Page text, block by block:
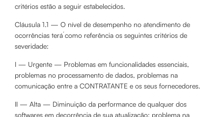
critérios estão a seguir estabelecidos.
Cláusula 1.1 — O nível de desempenho no atendimento de
ocorrências terá́ como referência os seguintes critérios de
severidade:
I — Urgente — Problemas em funcionalidades essenciais,
problemas no processamento de dados, problemas na
comunicação entre a CONTRATANTE e os seus fornecedores.
II — Alta — Diminuição da performance de qualquer dos
softwares em decorrência de sua atualização; problema na